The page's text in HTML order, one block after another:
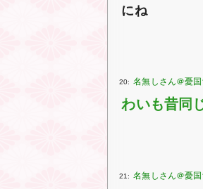
にね
20:
わいも昔同
21: